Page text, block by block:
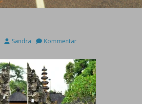
AutorSandra
Kommentar